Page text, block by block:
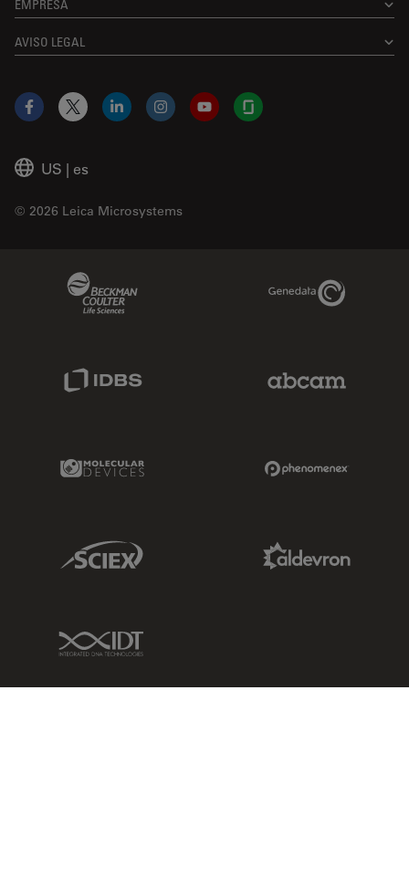
EMPRESA
AVISO LEGAL
US | es
© 2026 Leica Microsystems
Facebook
X LinkedInInstagramYouTubeGlassdoor
Genedata Link
Molecular Devices Link
Sciex Link
IDT Link